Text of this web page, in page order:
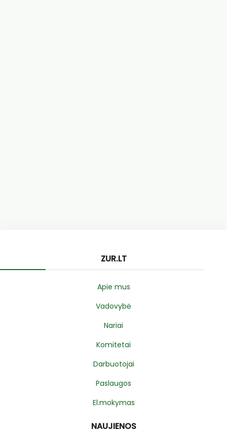
ZUR.LT
Apie mus
Vadovybė
Nariai
Komitetai
Darbuotojai
Paslaugos
El.mokymas
NAUJIENOS